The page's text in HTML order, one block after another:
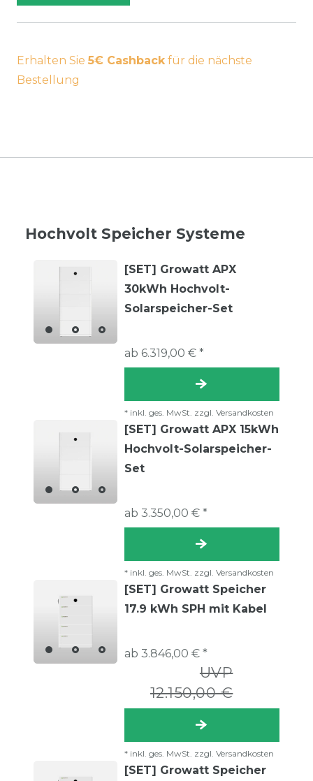
Erhalten Sie 5€ Cashback für die nächste
Bestellung
Hochvolt Speicher Systeme
[SET] Growatt APX
30kWh Hochvolt-
Solarspeicher-Set
ab 6.319,00 € *
* inkl. ges. MwSt. zzgl. Versandkosten
[SET] Growatt APX 15kWh
Hochvolt-Solarspeicher-
Set
ab 3.350,00 € *
* inkl. ges. MwSt. zzgl. Versandkosten
[SET] Growatt Speicher
17.9 kWh SPH mit Kabel
UVP
12.150,00 €
ab 3.846,00 € *
* inkl. ges. MwSt. zzgl. Versandkosten
[SET] Growatt Speicher